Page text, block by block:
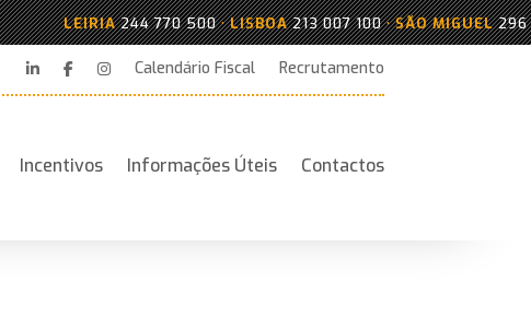
LEIRIA 244 770 500•LISBOA 213 007 100•SÃO MIGUEL 296
Calendário Fiscal Recrutamento
Incentivos Informações Úteis Contactos